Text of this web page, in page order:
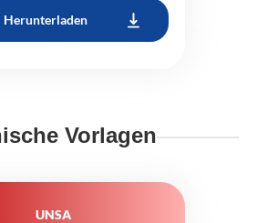
Herunterladen
Vorlagen
UNSA